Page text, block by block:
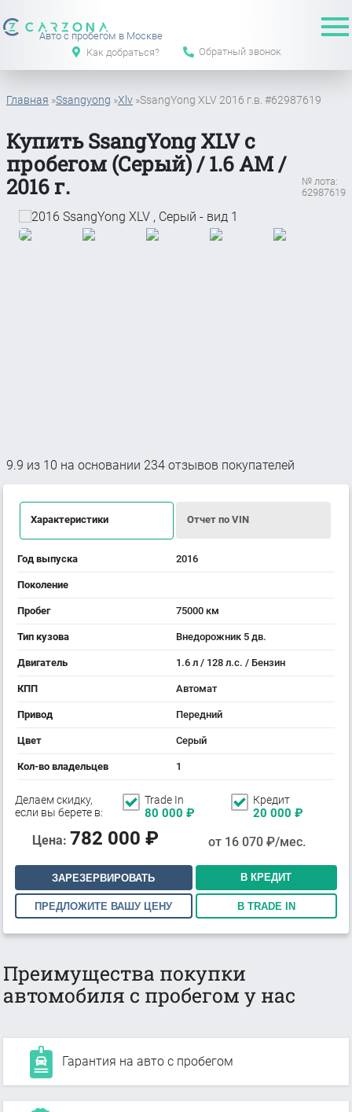
Авто с пробегом в Москве
Как добраться?
Обратный звонок
Главная »Ssangyong »Xlv »SsangYong XLV 2016 г.в. #62987619
Купить SsangYong XLV с
пробегом (Серый) / 1.6 АМ /
2016 г.
№ лота:
62987619
9.9 из 10 на основании 234 отзывов покупателей
Характеристики Отчет по VIN
Год выпуска 2016
Поколение
Пробег 75000 км
Тип кузова Внедорожник 5 дв.
Двигатель 1.6 л / 128 л.с. / Бензин
КПП Автомат
Привод Передний
Цвет Серый
Кол-во владельцев 1
Делаем скидку,
если вы берете в:
Trade In
80 000 ₽
Кредит
20 000 ₽
Цена: 782 000 ₽ от 16 070₽/мес.
ЗАРЕЗЕРВИРОВАТЬ В КРЕДИТ
ПРЕДЛОЖИТЕ ВАШУ ЦЕНУ В TRADE IN
Преимущества покупки
автомобиля с пробегом у нас
Гарантия на авто с пробегом